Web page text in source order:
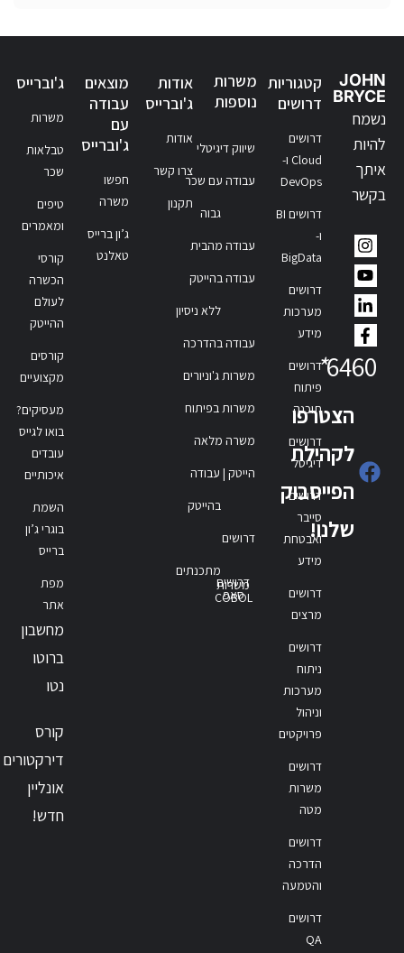
JOHN
BRYCE
נשמח
להיות
איתך
בקשר
6460
*
הצטרפו
לקהילת
הפייסבוק
שלנו!
קטגוריות
דרושים
דרושים
Cloud ו-
DevOps
דרושים BI
ו-
BigData
דרושים
מערכות
מידע
דרושים
פיתוח
תוכנה
דרושים
דיגיטל
דרושים
סייבר
ואבטחת
מידע
דרושים
מרצים
דרושים
ניתוח
מערכות
וניהול
פרויקטים
דרושים
משרות
מטה
דרושים
הדרכה
והטמעה
דרושים
QA
משרות
נוספות
שיווק דיגיטלי
עבודה עם שכר
גבוה
עבודה מהבית
עבודה בהייטק
ללא ניסיון
עבודה בהדרכה
משרות ג'וניורים
משרות בפיתוח
משרה מלאה
הייטק | עבודה
בהייטק
דרושים
מתכנתים
דרושים
סאפ
משרות
COBOL
אודות
ג'וברייס
אודות
צרו קשר
תקנון
מוצאים
עבודה
עם
ג'וברייס
חפשו
משרה
ג’ון ברייס
טאלנט
ג'וברייס
משרות
טבלאות
שכר
טיפים
ומאמרים
קורסי
הכשרה
לעולם
ההייטק
קורסים
מקצועיים
מעסיקים?
בואו לגייס
עובדים
איכותיים
השמת
בוגרי ג’ון
ברייס
מפת
אתר
מחשבון
ברוטו
נטו
קורס
דירקטורים
אונליין
חדש!